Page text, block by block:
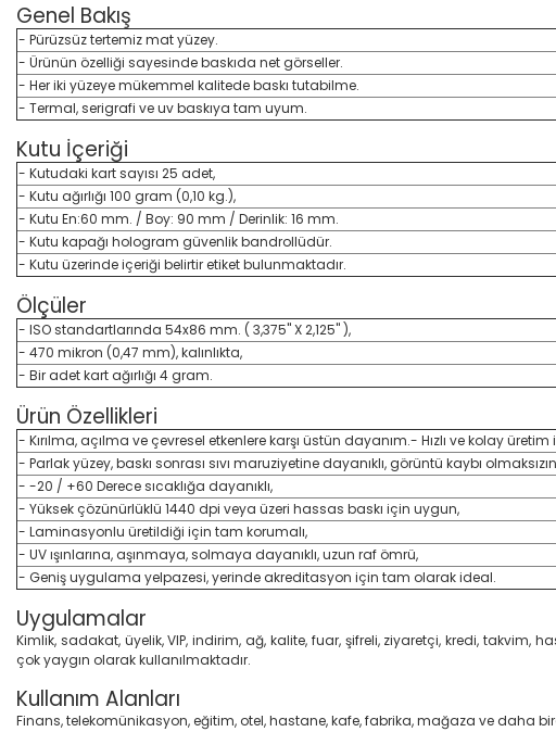
Genel Bakış
- Pürüzsüz tertemiz mat yüzey.
- Ürünün özelliği sayesinde baskıda net görseller.
- Her iki yüzeye mükemmel kalitede baskı tutabilme.
- Termal, serigrafi ve uv baskıya tam uyum.
Kutu İçeriği
- Kutudaki kart sayısı 25 adet,
- Kutu ağırlığı 100 gram (0,10 kg.),
- Kutu En:60 mm. / Boy: 90 mm / Derinlik: 16 mm.
- Kutu kapağı hologram güvenlik bandrollüdür.
- Kutu üzerinde içeriği belirtir etiket bulunmaktadır.
Ölçüler
- ISO standartlarında 54x86 mm. ( 3,375" X 2,125" ),
- 470 mikron (0,47 mm), kalınlıkta,
- Bir adet kart ağırlığı 4 gram.
Ürün Özellikleri
- Kırılma, açılma ve çevresel etkenlere karşı üstün dayanım.- Hızlı ve kolay
- Parlak yüzey, baskı sonrası sıvı maruziyetine dayanıklı, görüntü kaybı
- -20 / +60 Derece sıcaklığa dayanıklı,
- Yüksek çözünürlüklü 1440 dpi veya üzeri hassas baskı için uygun,
- Laminasyonlu üretildiği için tam korumalı,
- UV ışınlarına, aşınmaya, solmaya dayanıklı, uzun raf ömrü,
- Geniş uygulama yelpazesi, yerinde akreditasyon için tam olarak ideal.
Uygulamalar
Kimlik, sadakat, üyelik, VIP, indirim, ağ, kalite, fuar, şifreli, ziyaretçi, kredi, takvim,
çok yaygın olarak kullanılmaktadır.
Kullanım Alanları
Finans, telekomünikasyon, eğitim, otel, hastane, kafe, fabrika, mağaza ve daha